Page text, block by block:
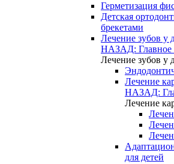
Герметизация
Детская
брекетами
Лечение зубов у
НАЗАД:
Лечение зубов у
Лечение
НАЗАД:
Лечение
для детей